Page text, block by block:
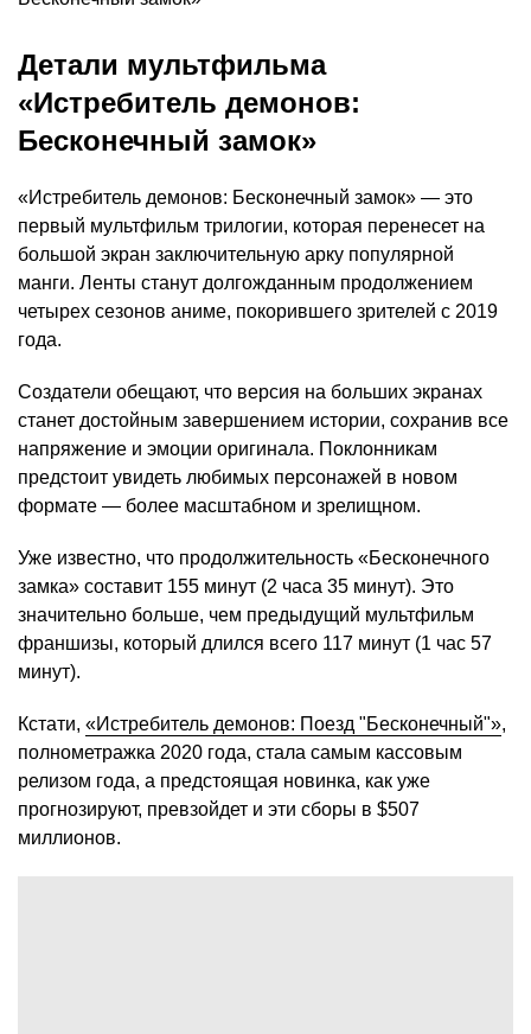
Детали мультфильма
«Истребитель демонов:
Бесконечный замок»
«Истребитель демонов: Бесконечный замок» — это
первый мультфильм трилогии, которая перенесет на
большой экран заключительную арку популярной
манги. Ленты станут долгожданным продолжением
четырех сезонов аниме, покорившего зрителей с 2019
года.
Создатели обещают, что версия на больших экранах
станет достойным завершением истории, сохранив все
напряжение и эмоции оригинала. Поклонникам
предстоит увидеть любимых персонажей в новом
формате — более масштабном и зрелищном.
Уже известно, что продолжительность «Бесконечного
замка» составит 155 минут (2 часа 35 минут). Это
значительно больше, чем предыдущий мультфильм
франшизы, который длился всего 117 минут (1 час 57
минут).
Кстати, «Истребитель демонов: Поезд "Бесконечный"»,
полнометражка 2020 года, стала самым кассовым
релизом года, а предстоящая новинка, как уже
прогнозируют, превзойдет и эти сборы в $507
миллионов.